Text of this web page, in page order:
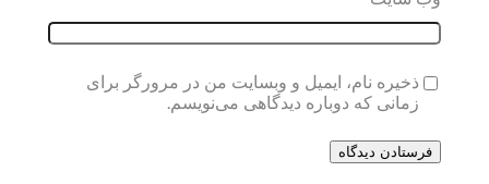
ذخیره نام، ایمیل و وبسایت من در مرورگر برای
زمانی که دوباره دیدگاهی می‌نویسم.